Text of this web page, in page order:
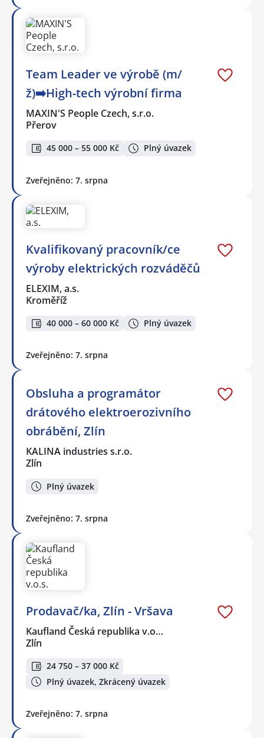
Team Leader ve výrobě (m/
ž)➡️High-tech výrobní firma
MAXIN'S People Czech, s.r.o.
Přerov
45 000 – 55 000 Kč Plný úvazek
Zveřejněno: 7. srpna
Kvalifikovaný pracovník/ce
výroby elektrických rozváděčů
ELEXIM, a.s.
Kroměříž
40 000 – 60 000 Kč Plný úvazek
Zveřejněno: 7. srpna
Obsluha a programátor
drátového elektroerozivního
obrábění, Zlín
KALINA industries s.r.o.
Zlín
Plný úvazek
Zveřejněno: 7. srpna
Prodavač/ka, Zlín - Vršava
Kaufland Česká republika v.o…
Zlín
24 750 – 37 000 Kč
Plný úvazek, Zkrácený úvazek
Zveřejněno: 7. srpna